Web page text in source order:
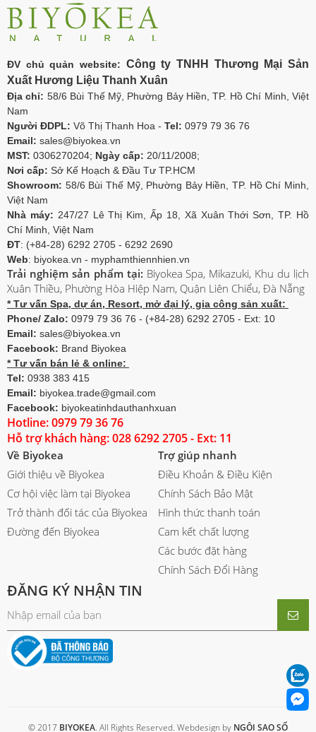
ĐV chủ quản website: Công ty TNHH Thương Mại Sản
Xuất Hương Liệu Thanh Xuân
Địa chỉ: 58/6 Bùi Thế Mỹ, Phường Bảy Hiền, TP. Hồ Chí Minh, Việt
Nam
Người ĐDPL: Võ Thị Thanh Hoa - Tel: 0979 79 36 76
Email: sales@biyokea.vn
MST: 0306270204; Ngày cấp: 20/11/2008;
Nơi cấp: Sở Kế Hoạch & Đầu Tư TP.HCM
Showroom: 58/6 Bùi Thế Mỹ, Phường Bảy Hiền, TP. Hồ Chí Minh,
Việt Nam
Nhà máy: 247/27 Lê Thị Kim, Ấp 18, Xã Xuân Thới Sơn, TP. Hồ
Chí Minh, Việt Nam
ĐT: (+84-28) 6292 2705 - 6292 2690
Web: biyokea.vn - myphamthiennhien.vn
Trải nghiệm sản phẩm tại: Biyokea Spa, Mikazuki, Khu du lịch
Xuân Thiều, Phường Hòa Hiệp Nam, Quận Liên Chiểu, Đà Nẵng
* Tư vấn Spa, dự án, Resort, mở đại lý, gia công sản xuất:
Phone/ Zalo: 0979 79 36 76 - (+84-28) 6292 2705 - Ext: 10
Email: sales@biyokea.vn
Facebook: Brand Biyokea
* Tư vấn bán lẻ & online:
Tel: 0938 383 415
Email: biyokea.trade@gmail.com
Facebook: biyokeatinhdauthanhxuan
Hotline: 0979 79 36 76
Hỗ trợ khách hàng: 028 6292 2705 - Ext: 11
Về Biyokea
Giới thiệu về Biyokea
Cơ hội việc làm tại Biyokea
Trở thành đối tác của Biyokea
Đường đến Biyokea
Trợ giúp nhanh
Điều Khoản & Điều Kiện
Chính Sách Bảo Mật
Hình thức thanh toán
Cam kết chất lượng
Các bước đặt hàng
Chính Sách Đổi Hàng
ĐĂNG KÝ NHẬN TIN
© 2017 BIYOKEA. All Rights Reserved. Webdesign by NGÔI SAO SỐ